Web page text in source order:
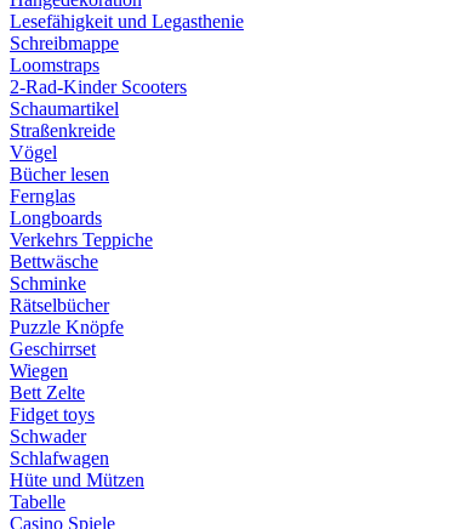
Lesefähigkeit und Legasthenie
Schreibmappe
Loomstraps
2-Rad-Kinder Scooters
Schaumartikel
Straßenkreide
Vögel
Bücher lesen
Fernglas
Longboards
Verkehrs Teppiche
Bettwäsche
Schminke
Rätselbücher
Puzzle Knöpfe
Geschirrset
Wiegen
Bett Zelte
Fidget toys
Schwader
Schlafwagen
Hüte und Mützen
Tabelle
Casino Spiele